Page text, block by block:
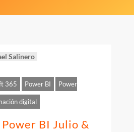
Salinero
365 Power BI Power
digital
BI Julio &